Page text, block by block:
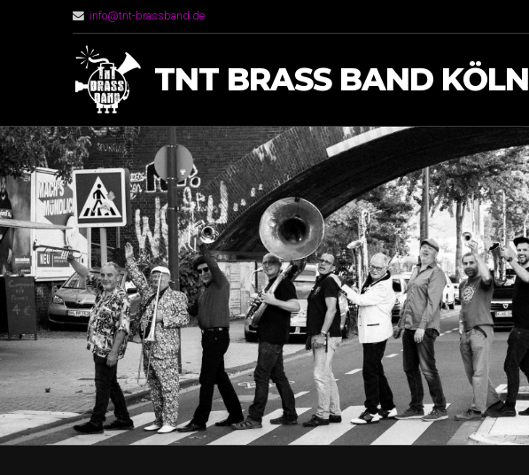
info@tnt-brassband.de
TNT BRASS BAND KÖLN